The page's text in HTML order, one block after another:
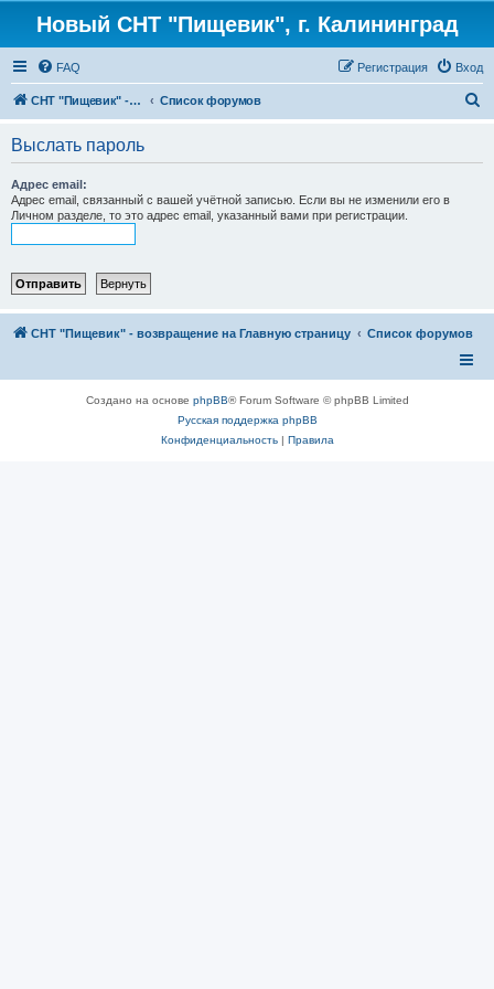
Новый СНТ "Пищевик", г. Калининград
FAQ Вход
Регистрация
СНТ "Пищевик" - возвращение на Главную страницу Список форумов
Выслать пароль
Адрес email:
Адрес email, связанный с вашей учётной записью. Если вы не изменили его в
Личном разделе, то это адрес email, указанный вами при регистрации.
СНТ "Пищевик" - возвращение на Главную страницу Список форумов
Создано на основе phpBB® Forum Software © phpBB Limited
Русская поддержка phpBB
Конфиденциальность| Правила